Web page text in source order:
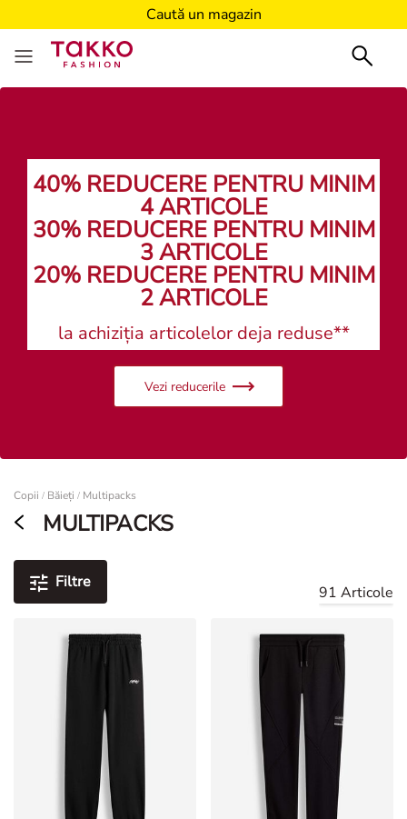
Caută un magazin
40% REDUCERE PENTRU MINIM
4 ARTICOLE
30% REDUCERE PENTRU MINIM
3 ARTICOLE
20% REDUCERE PENTRU MINIM
2 ARTICOLE
la achiziția articolelor deja reduse**
Vezi reducerile
Copii / Băieți / Multipacks
MULTIPACKS
Filtre
91 Articole